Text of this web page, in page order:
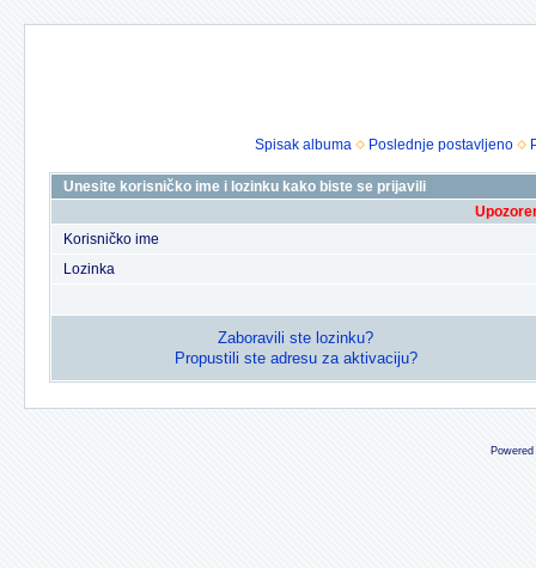
Spisak albuma Poslednje postavljeno
Unesite korisničko ime i lozinku kako biste se prijavili
Korisničko ime
Lozinka
Zaboravili ste lozinku?
Propustili ste adresu za aktivaciju?